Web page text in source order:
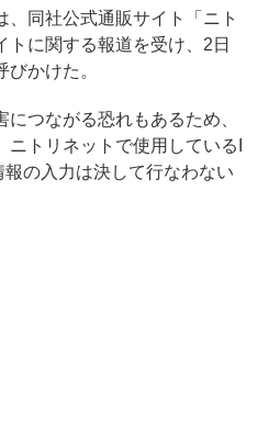
、同社公式通販サイト「ニト
トに関する報道を受け、2日
かけた。
つながる恐れもあるため、
トリネットで使用しているI
の入力は決して行なわない